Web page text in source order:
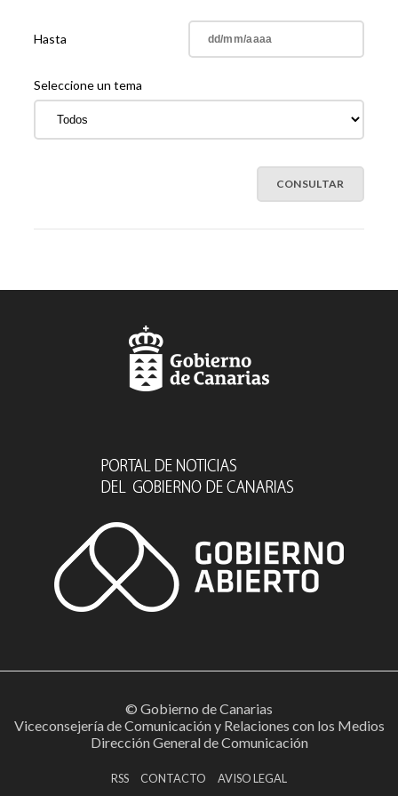
Hasta
Seleccione un tema
© Gobierno de Canarias
Viceconsejería de Comunicación y Relaciones con los Medios
Dirección General de Comunicación
RSS CONTACTO AVISO LEGAL